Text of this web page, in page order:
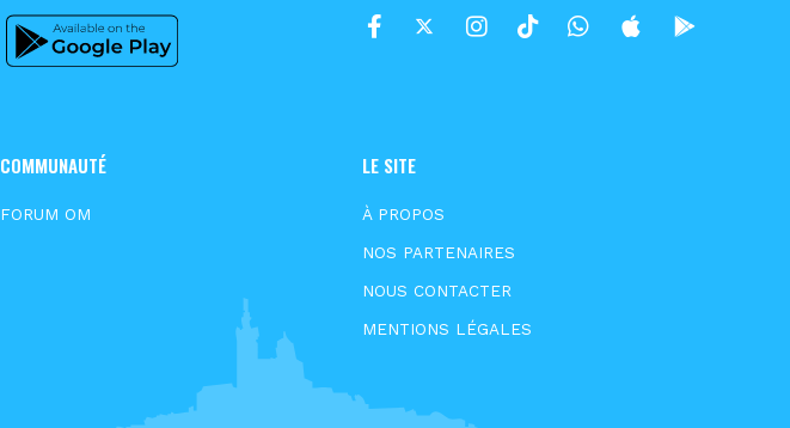
COMMUNAUTÉ
FORUM OM
LE SITE
À PROPOS
NOS PARTENAIRES
NOUS CONTACTER
MENTIONS LÉGALES